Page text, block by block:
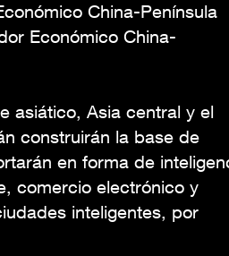
China-Península
Económico China-
asiático, Asia central y el
construirán la base de
en forma de
comercio electrónico y
inteligentes, por